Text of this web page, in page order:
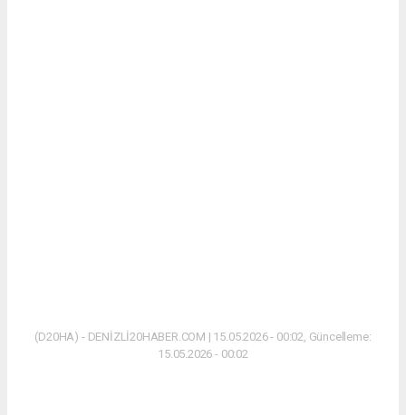
(D20HA) - DENİZLİ20HABER.COM | 15.05.2026 - 00:02, Güncelleme:
15.05.2026 - 00:02